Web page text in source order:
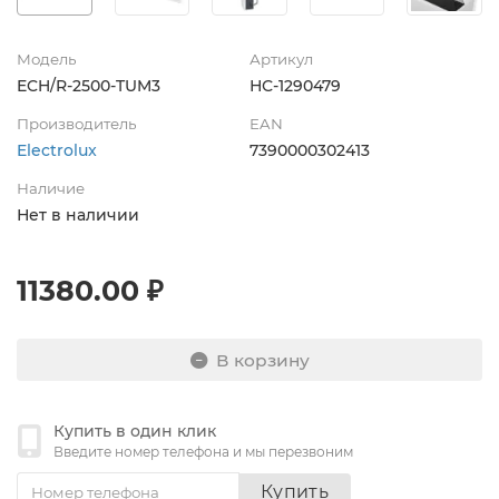
Модель
ECH/R-2500-TUM3
Артикул
НС-1290479
Производитель
Electrolux
EAN
7390000302413
Наличие
Нет в наличии
11380.00 ₽
В корзину
Купить в один клик
Введите номер телефона и мы перезвоним
Купить